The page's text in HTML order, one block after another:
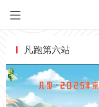
凡跑第六站